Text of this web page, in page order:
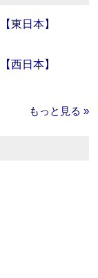
日本】
日本】
もっと見る »